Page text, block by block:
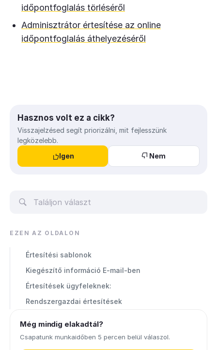
időpontfoglalás törléséről
Adminisztrátor értesítése az online
időpontfoglalás áthelyezéséről
Hasznos volt ez a cikk?
Visszajelzésed segít priorizálni, mit fejlesszünk
legközelebb.
Igen
Nem
EZEN AZ OLDALON
Értesítési sablonok
Kiegészítő információ E-mail-ben
Értesítések ügyfeleknek:
Rendszergazdai értesítések
Még mindig elakadtál?
Csapatunk munkaidőben 5 percen belül válaszol.